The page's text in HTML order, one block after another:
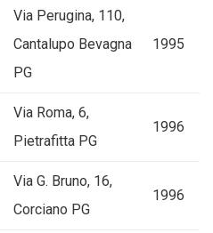
Via Perugina, 110,
Cantalupo Bevagna
PG
1995
Via Roma, 6,
Pietrafitta PG
1996
Via G. Bruno, 16,
Corciano PG
1996